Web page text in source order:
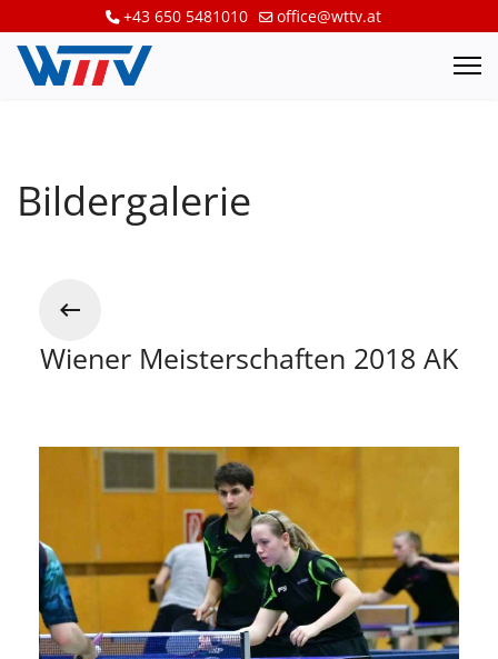
+43 650 5481010 office@wttv.at
Bildergalerie
Wiener Meisterschaften 2018 AK